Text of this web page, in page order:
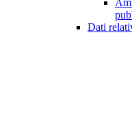
Dati